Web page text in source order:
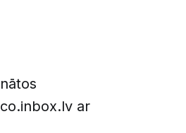
ar